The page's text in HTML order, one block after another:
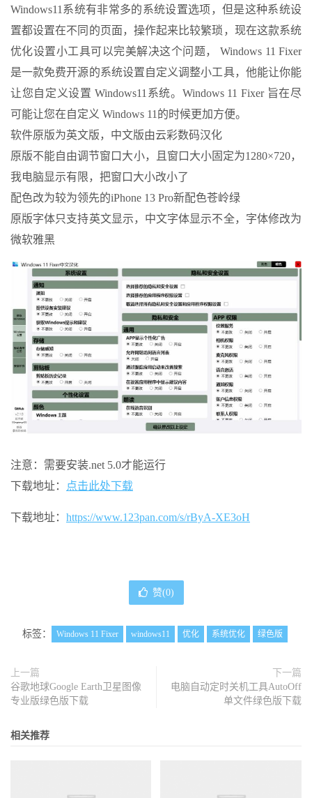
Windows11系统有非常多的系统设置选项，但是这种系统设
置都设置在不同的页面，操作起来比较繁琐，现在这款系统
优化设置小工具可以完美解决这个问题， Windows 11 Fixer
是一款免费开源的系统设置自定义调整小工具，他能让你能
让您自定义设置 Windows11系统。Windows 11 Fixer 旨在尽
可能让您在自定义 Windows 11的时候更加方便。
软件原版为英文版，中文版由云彩数码汉化
原版不能自由调节窗口大小，且窗口大小固定为1280×720，
我电脑显示有限，把窗口大小改小了
配色改为较为领先的iPhone 13 Pro新配色苍岭绿
原版字体只支持英文显示，中文字体显示不全，字体修改为
微软雅黑
注意：需要安装.net 5.0才能运行
下载地址：
点击此处下载
下载地址： https://www.123pan.com/s/rByA-XE3oH
赞(0)
标签： Windows 11 Fixer windows11 优化 系统优化 绿色版
上一篇
谷歌地球Google Earth卫星图像
专业版绿色版下载
下一篇
电脑自动定时关机工具AutoOff
单文件绿色版下载
相关推荐